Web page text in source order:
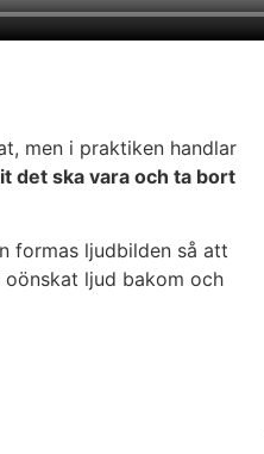
men i praktiken handlar
det ska vara och ta bort
formas ljudbilden så att
ljud bakom och